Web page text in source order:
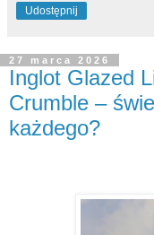
Udostępnij
27 marca 2026
Inglot Glazed
Crumble –
każdego?